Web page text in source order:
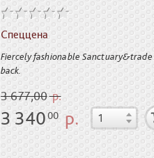
Спеццена
Fiercely fashionable
back.
3 677,00р.
3 34000р.